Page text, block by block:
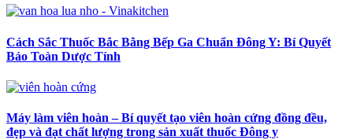
Cách Sắc Thuốc Bắc Bằng Bếp Ga Chuẩn Đông Y: Bí Quyết
Bảo Toàn Dược Tính
Máy làm viên hoàn – Bí quyết tạo viên hoàn cứng đồng đều,
đẹp và đạt chất lượng trong sản xuất thuốc Đông y